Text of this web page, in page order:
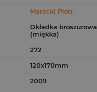
Marecki Piotr
Okładka broszurowa
(miękka)
272
120x170mm
2009